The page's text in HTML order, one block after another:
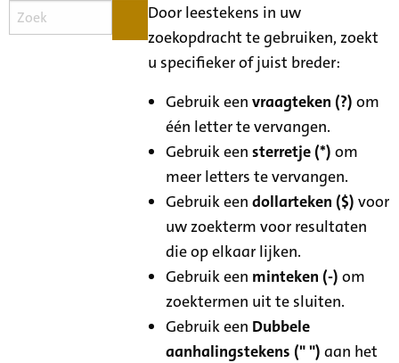
Door leestekens in uw
zoekopdracht te gebruiken, zoekt
u specifieker of juist breder:
Gebruik eenvraagteken (?) om
één letter te vervangen.
Gebruik eensterretje (*) om
meer letters te vervangen.
Gebruik eendollarteken ($) voor
uw zoekterm voor resultaten
die op elkaar lijken.
Gebruik een minteken (-) om
zoektermen uit te sluiten.
Gebruik een Dubbele
aanhalingstekens (" ") aan het